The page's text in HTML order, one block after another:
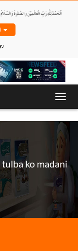
رجب المرجب 1438 ھ | اپریل 2017 ء
ko madani